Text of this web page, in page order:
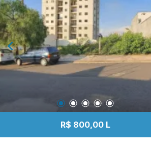
sua visita!! WhatsApp e Telefone: 19
3475-4546 ARBIX IMÓVEIS - Presente
em cada mudança!
R$ 800,00 L